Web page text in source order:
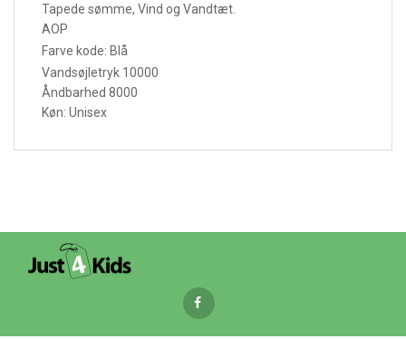
Tapede sømme, Vind og Vandtæt.
AOP
Farve kode: Blå
Vandsøjletryk 10000
Åndbarhed 8000
Køn: Unisex